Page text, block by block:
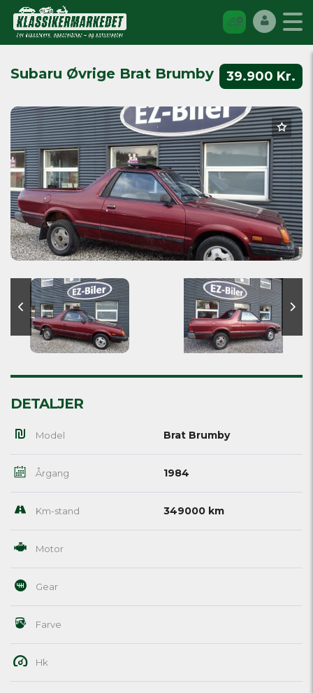
39.900 Kr.
Subaru Øvrige Brat Brumby
DETALJER
Model Brat Brumby
Årgang 1984
Km-stand 349000 km
Motor
Gear
Farve
Hk